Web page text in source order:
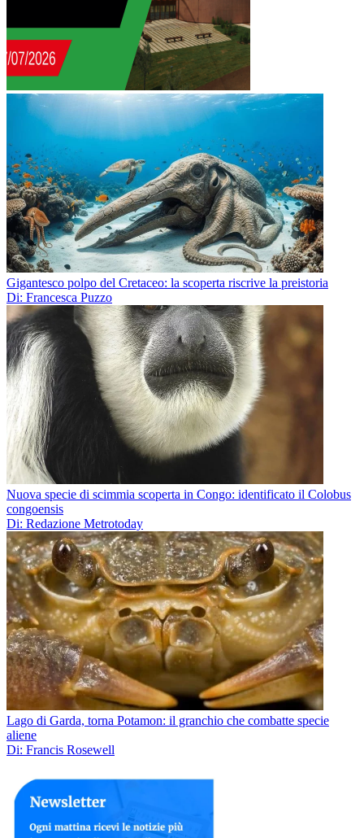
Gigantesco polpo del Cretaceo: la scoperta riscrive la preistoria
Di: Francesca Puzzo
Nuova specie di scimmia scoperta in Congo: identificato il Colobus
congoensis
Di: Redazione Metrotoday
Lago di Garda, torna Potamon: il granchio che combatte specie
aliene
Di: Francis Rosewell